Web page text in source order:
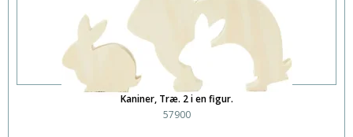
Kaniner, Træ. 2 i en figur.
57900